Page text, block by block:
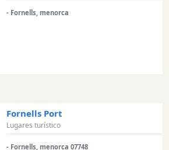
- Fornells, menorca
Fornells Port
Lugares turístico
- Fornells, menorca 07748